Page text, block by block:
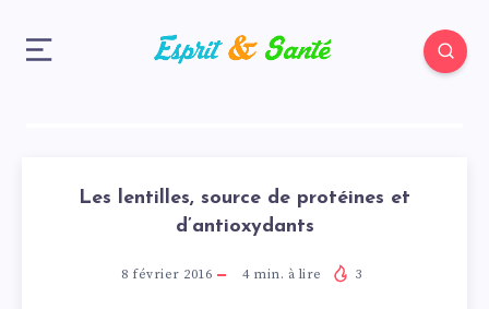
Les lentilles, source de protéines et
d’antioxydants
8 février 2016 4min. à lire 3